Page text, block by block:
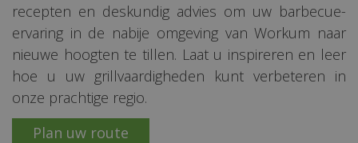
recepten en deskundig advies om uw barbecue-
ervaring in de nabije omgeving van Workum naar
nieuwe hoogten te tillen. Laat u inspireren en leer
hoe u uw grillvaardigheden kunt verbeteren in
onze prachtige regio.
Plan uw route